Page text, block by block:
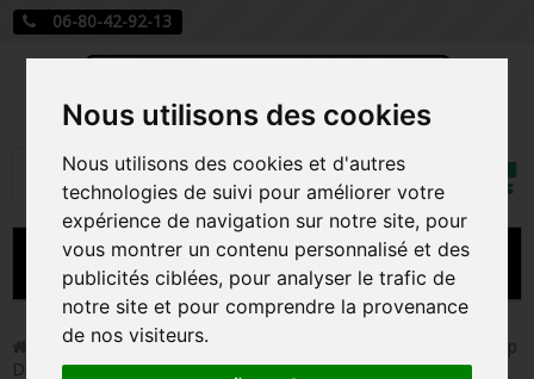
Nous utilisons des cookies
Nous utilisons des cookies et d'autres
technologies de suivi pour améliorer votre
expérience de navigation sur notre site, pour
vous montrer un contenu personnalisé et des
publicités ciblées, pour analyser le trafic de
notre site et pour comprendre la provenance
de nos visiteurs.
06-80-42-92-13
Rechercher
Mon
MENU
CARTE A JOUER
PRÉCOMMANDE FIGURINES POP
Funko Pop! > Figurines Pop Autres Films
Figurines Pop
Dracula